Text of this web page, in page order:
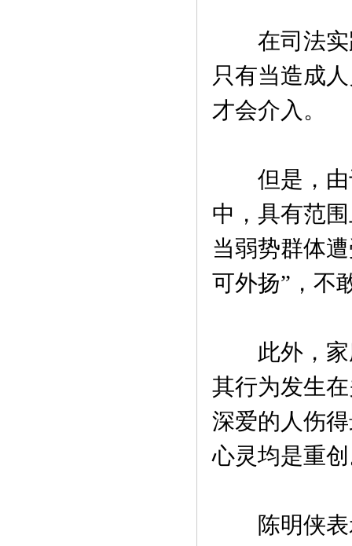
在司法实
只有当造成
才会介入。
但是，由
中，具有范
当弱势群体
可外扬”，不
此外，家
其行为发生
深爱的人伤
心灵均是重
陈明侠表